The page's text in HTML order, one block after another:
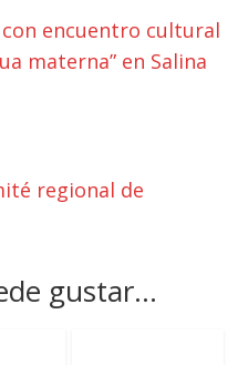
encuentro cultural
materna” en Salina
regional de
gustar...